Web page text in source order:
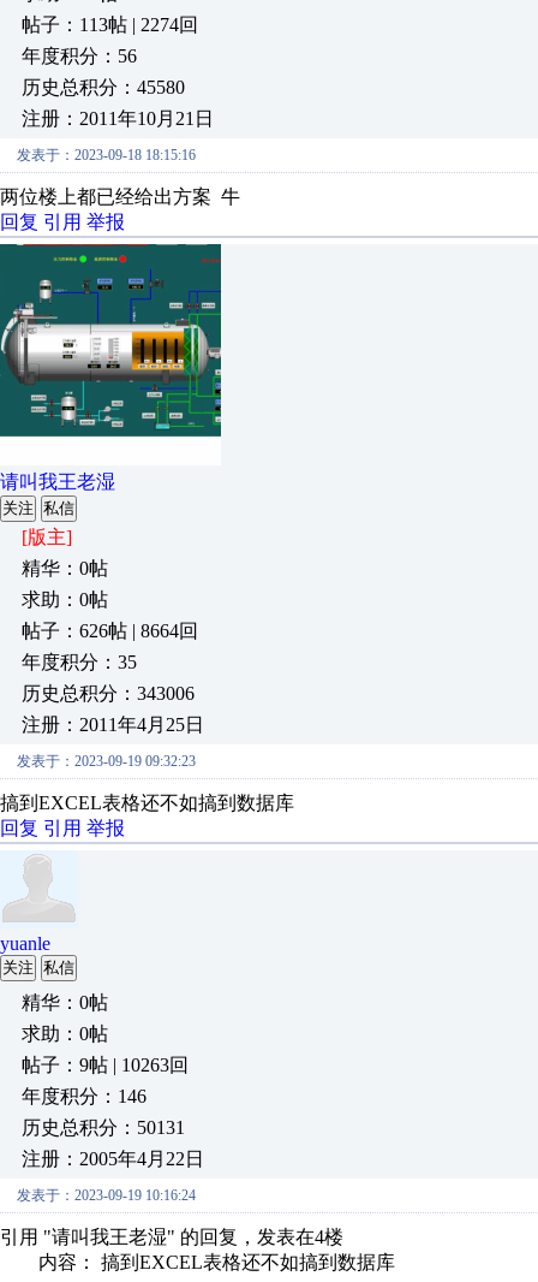
帖子：113帖 | 2274回
年度积分：56
历史总积分：45580
注册：2011年10月21日
发表于：2023-09-18 18:15:16
两位楼上都已经给出方案 牛
回复 引用 举报
请叫我王老湿
关注 私信
[版主]
精华：0帖
求助：0帖
帖子：626帖 | 8664回
年度积分：35
历史总积分：343006
注册：2011年4月25日
发表于：2023-09-19 09:32:23
搞到EXCEL表格还不如搞到数据库
回复 引用 举报
yuanle
关注 私信
精华：0帖
求助：0帖
帖子：9帖 | 10263回
年度积分：146
历史总积分：50131
注册：2005年4月22日
发表于：2023-09-19 10:16:24
引用 "请叫我王老湿" 的回复，发表在4楼
内容： 搞到EXCEL表格还不如搞到数据库